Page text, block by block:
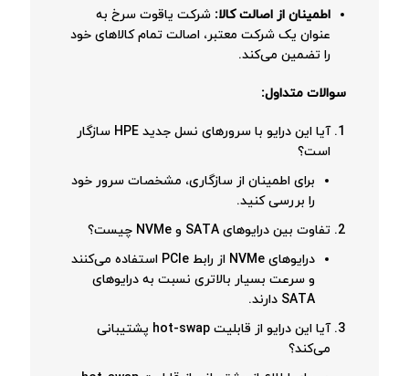
اطمینان از اصالت کالا: شرکت یاقوت سرخ به
عنوان یک شرکت معتبر، اصالت تمام کالاهای خود
را تضمین می‌کند.
سوالات متداول:
آیا این درایو با سرورهای نسل جدید HPE سازگار
است؟
برای اطمینان از سازگاری، مشخصات سرور خود
را بررسی کنید.
تفاوت بین درایوهای SATA و NVMe چیست؟
درایوهای NVMe از رابط PCIe استفاده می‌کنند
و سرعت بسیار بالاتری نسبت به درایوهای
SATA دارند.
آیا این درایو از قابلیت hot-swap پشتیبانی
می‌کند؟